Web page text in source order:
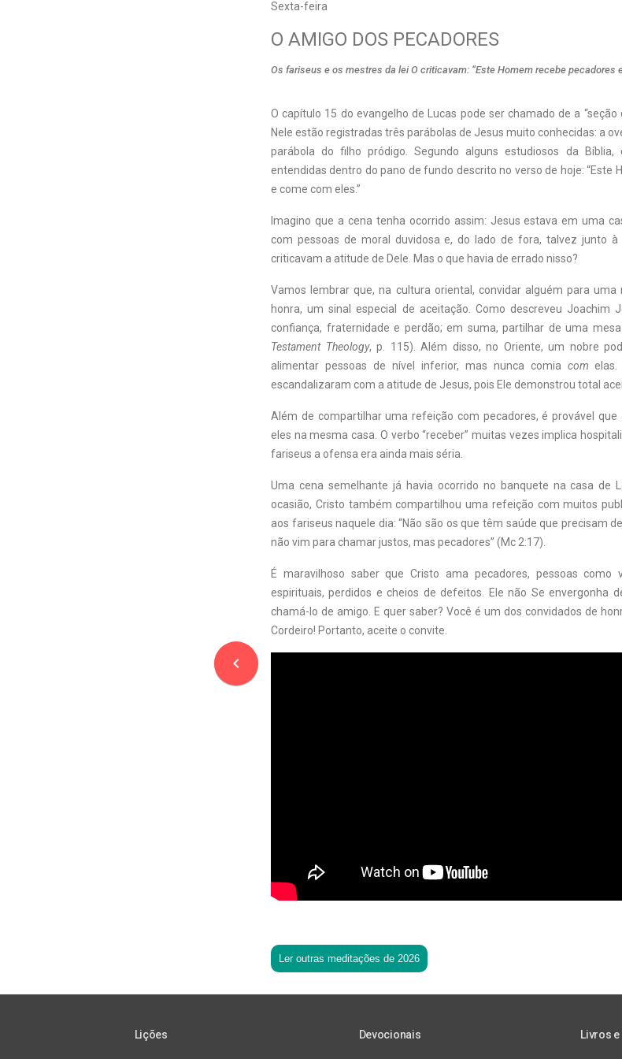
Sexta-feira
navigate_before
O AMIGO DOS PECADORES
Os fariseus e os mestres da lei O criticavam: “Este Homem recebe pecadores
Ocapítulo 15 do evangelho de Lucas pode ser chamado de a “seção
Nele estão registradas três parábolas de Jesus muito conhecidas: a
parábola do filho pródigo. Segundo alguns estudiosos da
entendidas dentro do pano de fundo descrito no verso de hoje: “Este
e come com eles.”
Imagino que a cena tenha ocorrido assim: Jesus estava em uma
com pessoas de moral duvidosa e, do lado de fora, talvez junto
criticavam a atitude de Dele. Mas o que havia de errado nisso?
Vamos lembrar que, na cultura oriental, convidar alguém para
honra, um sinal especial de aceitação. Como descreveu Joachim
confiança, fraternidade e perdão; em suma, partilhar de uma
Testament Theology, p. 115). Além disso, no Oriente, um nobre
alimentar pessoas de nível inferior, mas nunca comia com
escandalizaram com a atitude de Jesus, pois Ele demonstrou total
Além de compartilhar uma refeição com pecadores, é provável que
eles na mesma casa. O verbo “receber” muitas vezes implica
fariseus a ofensa era ainda mais séria.
Uma cena semelhante já havia ocorrido no banquete na casa de
ocasião, Cristo também compartilhou uma refeição com muitos
aos fariseus naquele dia: “Não são os que têm saúde que precisam
não vim para chamar justos, mas pecadores” (Mc 2:17).
É maravilhoso saber que Cristo ama pecadores, pessoas
espirituais, perdidos e cheios de defeitos. Ele não Se envergonha
chamá-lo de amigo. E quer saber? Você é um dos convidados de
Cordeiro! Portanto, aceite o convite.
Ler outras meditações de 2026
Lições Devocionais Livros